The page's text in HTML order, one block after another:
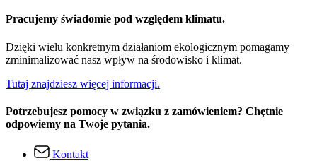
Pracujemy świadomie pod względem klimatu.
Dzięki wielu konkretnym działaniom ekologicznym pomagamy
zminimalizować nasz wpływ na środowisko i klimat.
Tutaj znajdziesz więcej informacji.
Potrzebujesz pomocy w związku z zamówieniem? Chętnie
odpowiemy na Twoje pytania.
Kontakt